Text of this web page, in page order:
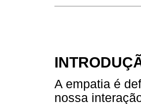
A empatia é
nossa